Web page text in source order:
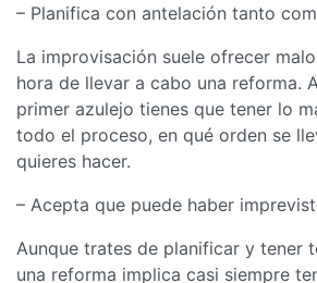
– Planifica con antelación tanto
La improvisación suele ofrecer
hora de llevar a cabo una reforma.
primer azulejo tienes que tener lo
todo el proceso, en qué orden se
quieres hacer.
– Acepta que puede haber
Aunque trates de planificar y tener
una reforma implica casi siempre